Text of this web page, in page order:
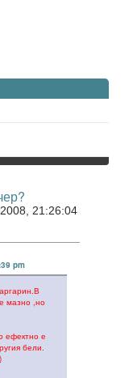
21:26:04
pm
мазно ,но
ефектно е
бели.